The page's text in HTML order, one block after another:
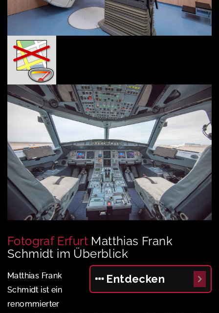
Fotograf Erfurt Matthias Frank
Schmidt im Überblick
Entdecken
Matthias Frank
Schmidt ist ein
renommierter